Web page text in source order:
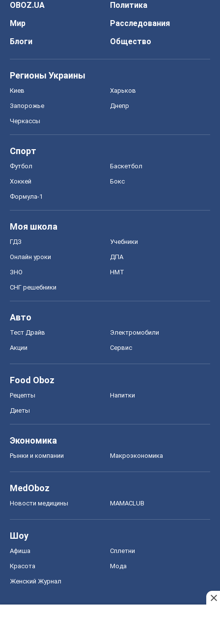
OBOZ.UA
Политика
Мир
Расследования
Блоги
Общество
Регионы Украины
Киев Харьков
Запорожье Днепр
Черкассы
Спорт
Футбол Баскетбол
Хоккей Бокс
Формула-1
Моя школа
ГДЗ Учебники
Онлайн уроки ДПА
ЗНО НМТ
СНГ решебники
Авто
Тест Драйв Электромобили
Акции Сервис
Food Oboz
Рецепты Напитки
Диеты
Экономика
Рынки и компании Mакроэкономика
MedOboz
Новости медицины MAMACLUB
Шоу
Афиша Сплетни
Красота Мода
Женский Журнал